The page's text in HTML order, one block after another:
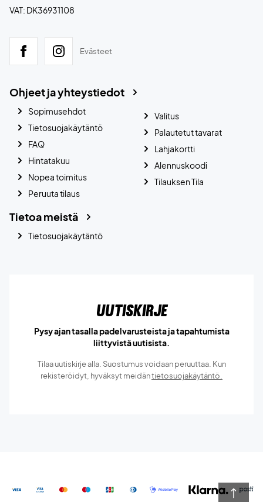
VAT: DK36931108
Evästeet
Ohjeet ja yhteystiedot
Sopimusehdot
Tietosuojakäytäntö
FAQ
Hintatakuu
Nopea toimitus
Peruuta tilaus
Valitus
Palautetut tavarat
Lahjakortti
Alennuskoodi
Tilauksen Tila
Tietoa meistä
Tietosuojakäytäntö
Uutiskirje
Pysy ajan tasalla padelvarusteista ja tapahtumista
liittyvistä uutisista.
Tilaa uutiskirje alla. Suostumus voidaan peruuttaa. Kun
rekisteröidyt, hyväksyt meidäntietosuojakäytäntö.